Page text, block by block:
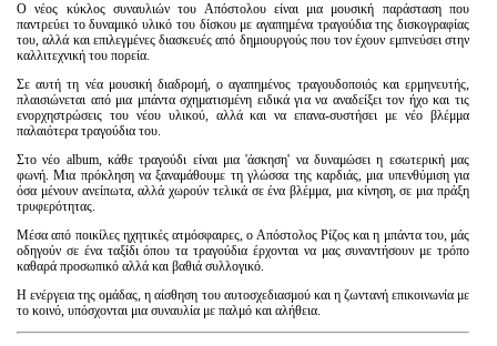
Ο νέος κύκλος συναυλιώντου Απόστολου είναι μια μουσική παράσταση που
παντρεύει το δυναμικό υλικό του δίσκου με αγαπημένα τραγούδια της δισκογραφίας
του, αλλά και επιλεγμένες διασκευές από δημιουργούς που τον έχουν εμπνεύσει στην
καλλιτεχνική του πορεία.
Σε αυτή τη νέα μουσική διαδρομή, ο αγαπημένος τραγουδοποιός και ερμηνευτής,
πλαισιώνεται από μια μπάντα σχηματισμένη ειδικά για να αναδείξει τον ήχο και τις
ενορχηστρώσεις του νέου υλικού, αλλά και να επανα-συστήσει με νέο βλέμμα
παλαιότερα τραγούδια του.
Στο νέο album, κάθε τραγούδι είναι μια 'άσκηση' να δυναμώσει η εσωτερική μας
φωνή. Μια πρόκληση να ξαναμάθουμε τη γλώσσα της καρδιάς, μια υπενθύμιση για
όσα μένουν ανείπωτα, αλλά χωρούν τελικά σε ένα βλέμμα, μια κίνηση, σε μια πράξη
τρυφερότητας.
Μέσα από ποικίλες ηχητικές ατμόσφαιρες, ο Απόστολος Ρίζος και η μπάντα του, μάς
οδηγούν σε ένα ταξίδι όπου τα τραγούδια έρχονται να μας συναντήσουν με τρόπο
καθαρά προσωπικό αλλά και βαθιά συλλογικό.
Η ενέργεια της ομάδας, η αίσθηση του αυτοσχεδιασμού και η ζωντανή επικοινωνία με
το κοινό, υπόσχονται μια συναυλία με παλμό και αλήθεια.